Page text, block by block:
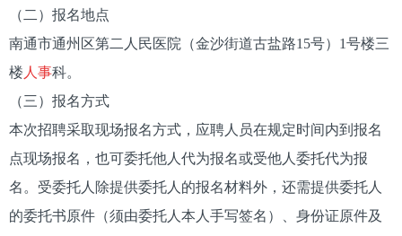
（二）报名地点
南通市通州区第二人民医院（金沙街道古盐路15号）1号楼三
楼 人事科。
（三）报名方式
本次招聘采取现场报名方式，应聘人员在规定时间内到报名
点现场报名，也可委托他人代为报名或受他人委托代为报
名。受委托人除提供委托人的报名材料外，还需提供委托人
的委托书原件（须由委托人本人手写签名）、身份证原件及